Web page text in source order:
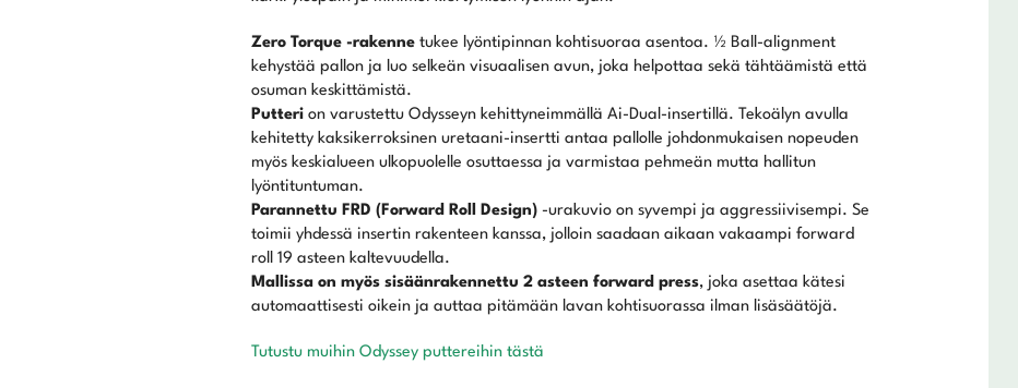
Zero Torque -rakennetukee lyöntipinnan kohtisuoraa asentoa. ½ Ball-alignment
kehystää pallon ja luo selkeän visuaalisen avun, joka helpottaa sekä tähtäämistä että
osuman keskittämistä.
Putterion varustettu Odysseyn kehittyneimmällä Ai-Dual-insertillä. Tekoälyn avulla
kehitetty kaksikerroksinen uretaani-insertti antaa pallolle johdonmukaisen nopeuden
myös keskialueen ulkopuolelle osuttaessa ja varmistaa pehmeän mutta hallitun
lyöntituntuman.
Parannettu FRD (Forward Roll Design)-urakuvio on syvempi ja aggressiivisempi. Se
toimii yhdessä insertin rakenteen kanssa, jolloin saadaan aikaan vakaampi forward
roll 19 asteen kaltevuudella.
Mallissa on myös sisäänrakennettu 2 asteen forward press, joka asettaa kätesi
automaattisesti oikein ja auttaa pitämään lavan kohtisuorassa ilman lisäsäätöjä.
Tutustu muihin Odyssey puttereihin tästä